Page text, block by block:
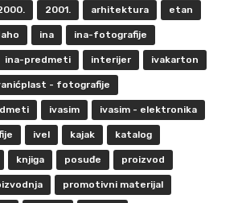
2001. arhitektura etan
ina ina-fotografije
ina-predmeti interijer ivakarton
- fotografije
ivasim ivasim - elektronika
ivel kajak katalog
knjiga posuđe proizvod
promotivni materijal